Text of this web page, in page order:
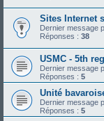
Sites Internet
Dernier message
Réponses : 38
USMC - 5th
Dernier message
Réponses : 5
Unité
Dernier message
Réponses : 5